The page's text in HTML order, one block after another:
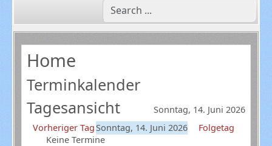
Home
Terminkalender
Tagesansicht
Sonntag, 14. Juni 2026
Vorheriger TagSonntag, 14. Juni 2026
Folgetag
Keine Termine